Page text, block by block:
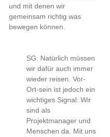
und mit denen wir
gemeinsam richtig was
bewegen können.
SG: Natürlich müssen
wir dafür auch immer
wieder reisen. Vor-
Ort-sein ist jedoch ein
wichtiges Signal: Wir
sind als
Projektmanager und
Menschen da. Mit uns